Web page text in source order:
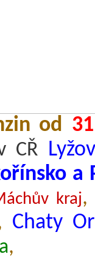
od
CŘ
a
kraj,
Chaty
,